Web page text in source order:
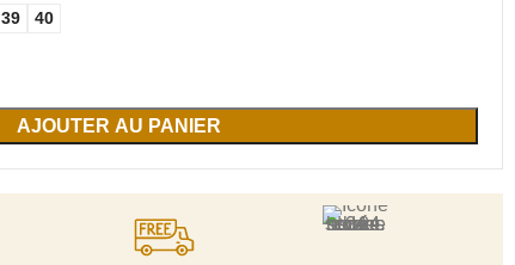
39 40
AJOUTER AU PANIER